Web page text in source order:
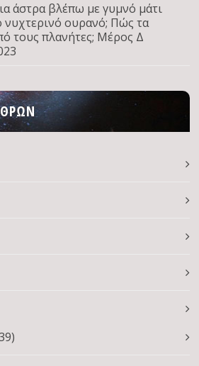
άστρα βλέπω με γυμνό μάτι
νυχτερινό ουρανό; Πώς τα
τους πλανήτες; Μέρος Δ